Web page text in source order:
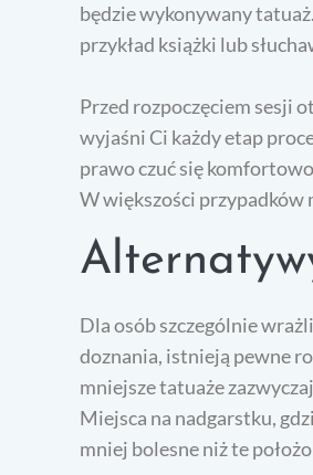
będzie wykonywany
przykład książki lub
Przed rozpoczęciem sesji
wyjaśni Ci każdy etap
prawo czuć się
W większości przypadków
Dla osób szczególnie
doznania, istnieją pewne
mniejsze tatuaże
Miejsca na nadgarstku,
mniej bolesne niż te